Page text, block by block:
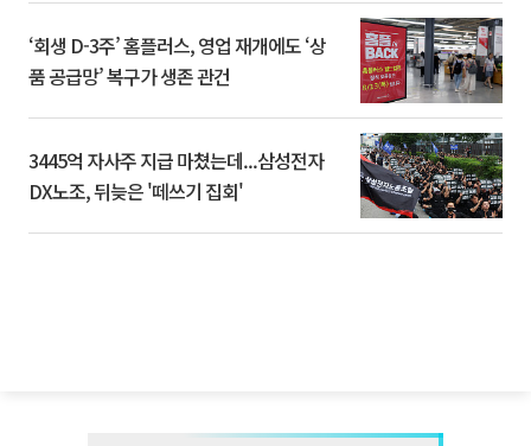
‘회생 D-3주’ 홈플러스, 영업 재개에도 ‘상
품 공급망’ 복구가 생존 관건
3445억 자사주 지급 마쳤는데...삼성전자
DX노조, 뒤늦은 '떼쓰기 집회'